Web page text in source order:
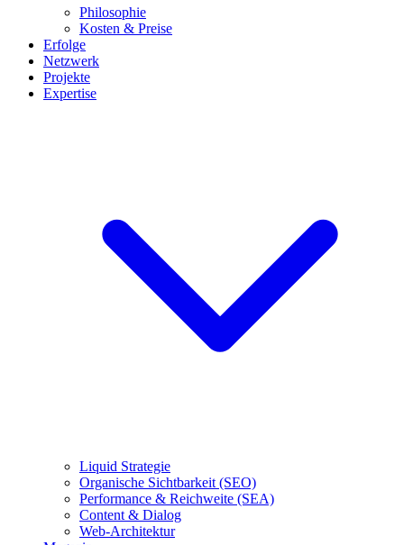
Philosophie
Kosten & Preise
Erfolge
Netzwerk
Projekte
Expertise
Liquid Strategie
Organische Sichtbarkeit (SEO)
Performance & Reichweite (SEA)
Content & Dialog
Web-Architektur